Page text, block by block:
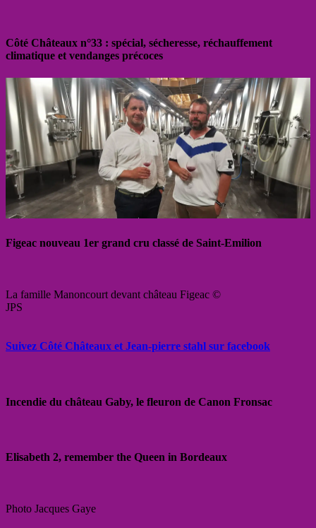
Côté Châteaux n°33 : spécial, sécheresse, réchauffement
climatique et vendanges précoces
Figeac nouveau 1er grand cru classé de Saint-Emilion
La famille Manoncourt devant château Figeac ©
JPS
Suivez Côté Châteaux et Jean-pierre stahl sur facebook
Incendie du château Gaby, le fleuron de Canon Fronsac
Elisabeth 2, remember the Queen in Bordeaux
Photo Jacques Gaye